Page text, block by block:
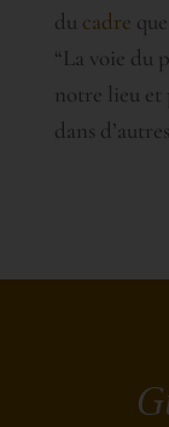
du cadre
“La voie du
notre lieu
dans